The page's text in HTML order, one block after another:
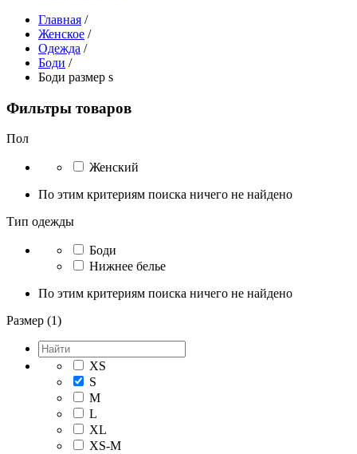
Главная /
Женское /
Одежда /
Боди /
Боди размер s
Фильтры товаров
Пол
Женский
По этим критериям поиска ничего не найдено
Тип одежды
Боди
Нижнее белье
По этим критериям поиска ничего не найдено
Размер (1)
XS
S
M
L
XL
XS-M